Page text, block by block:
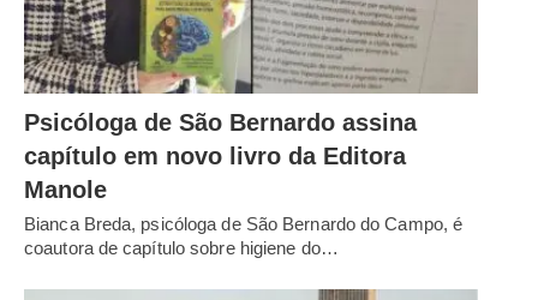
Psicóloga de São Bernardo assina
capítulo em novo livro da Editora
Manole
Bianca Breda, psicóloga de São Bernardo do Campo, é
coautora de capítulo sobre higiene do…